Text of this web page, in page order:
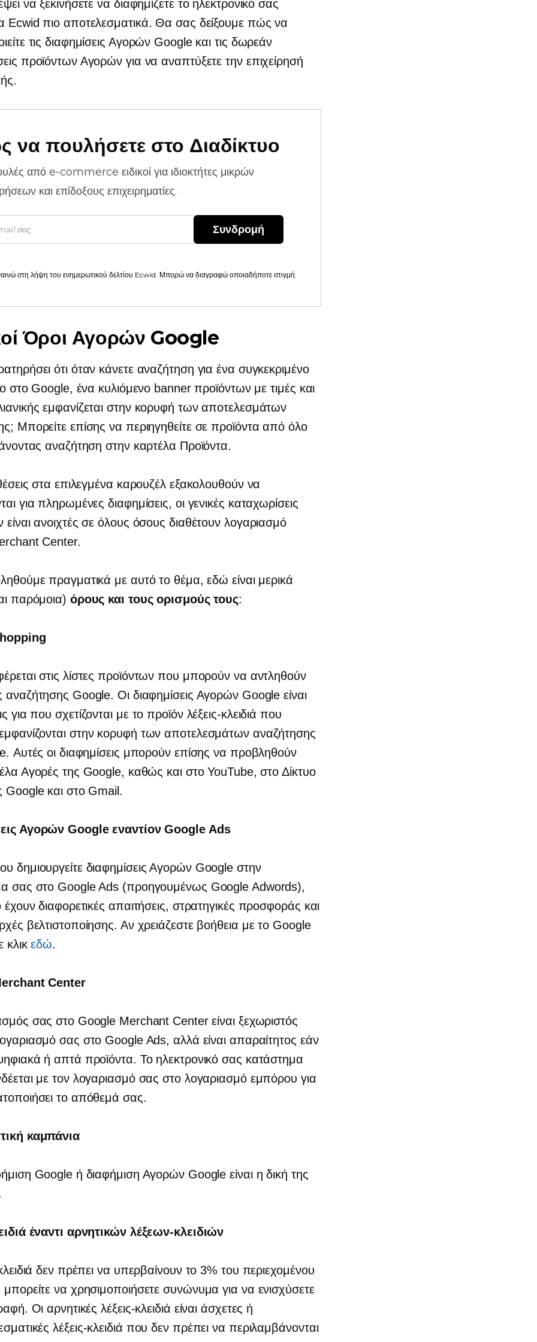
να ξεκινήσετε να διαφημίζετε το ηλεκτρονικό σας
Ecwid πιο αποτελεσματικά. Θα σας δείξουμε πώς να
τις διαφημίσεις Αγορών Google και τις δωρεάν
προϊόντων Αγορών για να αναπτύξετε την επιχείρησή
να πουλήσετε στο Διαδίκτυο
από e-commerce ειδικοί για ιδιοκτήτες μικρών
και επίδοξους επιχειρηματίες.
Συνδρομή
στη λήψη του ενημερωτικού δελτίου Ecwid. Μπορώ να διαγραφώ οποιαδήποτε στιγμή.
Όροι Αγορών Google
ότι όταν κάνετε αναζήτηση για ένα συγκεκριμένο
στο Google, ένα κυλιόμενο banner προϊόντων με τιμές και
εμφανίζεται στην κορυφή των αποτελεσμάτων
Μπορείτε επίσης να περιηγηθείτε σε προϊόντα από όλο
αναζήτηση στην καρτέλα Προϊόντα.
στα επιλεγμένα καρουζέλ εξακολουθούν να
για πληρωμένες διαφημίσεις, οι γενικές καταχωρίσεις
είναι ανοιχτές σε όλους όσους διαθέτουν λογαριασμό
Center.
πραγματικά με αυτό το θέμα, εδώ είναι μερικά
παρόμοια) όρους και τους ορισμούς τους:
στις λίστες προϊόντων που μπορούν να αντληθούν
Google. Οι διαφημίσεις Αγορών Google είναι
γιαπου σχετίζονται με το προϊόνλέξεις-κλειδιά που
στην κορυφή των αποτελεσμάτων αναζήτησης
Αυτές οι διαφημίσεις μπορούν επίσης να προβληθούν
Αγορές της Google, καθώς και στο YouTube, στο Δίκτυο
Google και στο Gmail.
Αγορών Google εναντίον Google Ads
δημιουργείτε διαφημίσεις Αγορών Google στην
σας στο Google Ads (προηγουμένως Google Adwords),
έχουν διαφορετικές απαιτήσεις, στρατηγικές προσφοράς και
βελτιστοποίησης. Αν χρειάζεστε βοήθεια με το Google
κλικεδώ.
Center
σας στο Google Merchant Center είναι ξεχωριστός
σας στο Google Ads, αλλά είναι απαραίτητος εάν
ή απτά προϊόντα. Το ηλεκτρονικό σας κατάστημα
με τον λογαριασμό σας στο λογαριασμό εμπόρου για
το απόθεμά σας.
καμπάνια
Google ή διαφήμιση Αγορών Google είναι η δική της
έναντι αρνητικών λέξεων-κλειδιών
δεν πρέπει να υπερβαίνουν το 3% του περιεχομένου
να χρησιμοποιήσετε συνώνυμα για να ενισχύσετε
Οι αρνητικές λέξεις-κλειδιά είναι άσχετες ή
λέξεις-κλειδιά που δεν πρέπει να περιλαμβάνονται